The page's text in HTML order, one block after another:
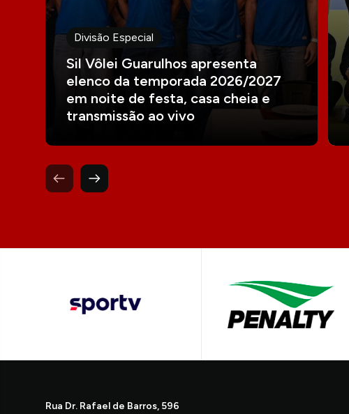
Divisão Especial
Sil Vôlei Guarulhos apresenta
elenco da temporada 2026/2027
em noite de festa, casa cheia e
transmissão ao vivo
Rua Dr. Rafael de Barros, 596